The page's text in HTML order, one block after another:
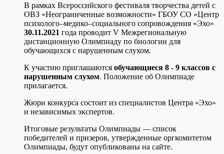
В рамках Всероссийского фестиваля творчества детей с
ОВЗ «Неограниченные возможности» ГБОУ СО «Центр
психолого–медико–социального сопровождения «Эхо»
30.11.2021 года проводит V Межрегиональную
дистанционную Олимпиаду по биологии для
обучающихся с нарушенным слухом.
К участию приглашаются обучающиеся 8 - 9 классов с
нарушенным слухом. Положение об Олимпиаде
прилагается.
Жюри конкурса состоит из специалистов Центра «Эхо»
и независимых экспертов.
Итоговые результаты Олимпиады — список
победителей и призеров, утвержденные оргкомитетом
Олимпиады, будут опубликованы на сайте.